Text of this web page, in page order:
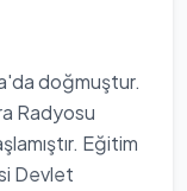
doğmuştur.
Radyosu
Eğitim
Devlet